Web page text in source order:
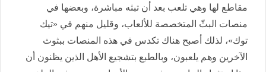
مقاطع لها وهي تلعب بعد أن تبثه مباشرة، وبعضها في
منصات البثّ المتخصصة للألعاب، وقليل منهم في «تيك
توك»، لذلك أصبح هناك تكدس في هذه المنصات ببثوث
الآخرين وهم يلعبون، وبالطبع بتشجيع الأهل الذين يظنون أن